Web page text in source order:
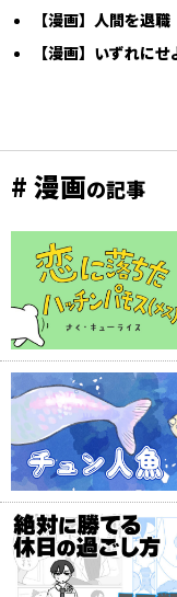
【漫画】人間を退職
【漫画】いずれに
# 漫画の記事